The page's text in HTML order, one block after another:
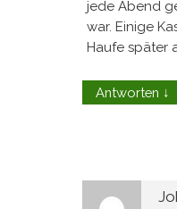
jede Abend
war. Einige
Haufe später
Antworten ↓